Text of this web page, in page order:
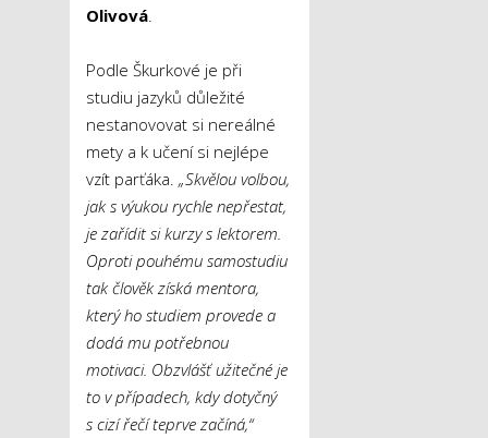
Olivová
Podle Škurkové je při
studiu jazyků důležité
nestanovovat si nereálné
mety a k učení si nejlépe
vzít parťáka. „Skvělou volbou,
jak s výukou rychle nepřestat,
je zařídit si kurzy s lektorem.
Oproti pouhému samostudiu
tak člověk získá mentora,
který ho studiem provede a
dodá mu potřebnou
motivaci. Obzvlášť užitečné je
to v případech, kdy dotyčný
s cizí řečí teprve začíná,“